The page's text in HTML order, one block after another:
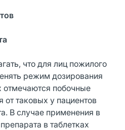
что для лиц пожилого
режим дозирования
отмечаются побочные
таковых у пациентов
В случае применения в
в таблетках